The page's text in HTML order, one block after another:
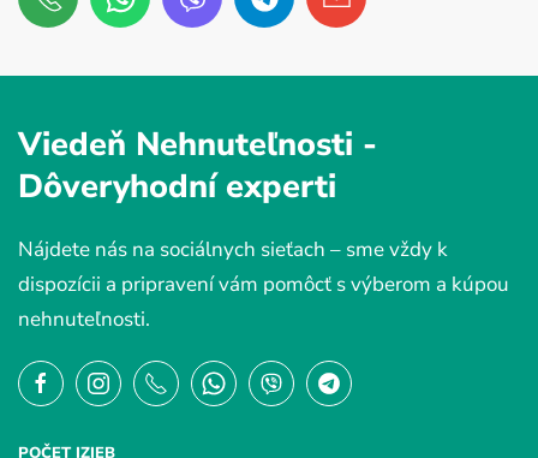
Viedeň Nehnuteľnosti -
Dôveryhodní experti
Nájdete nás na sociálnych sieťach – sme vždy k
dispozícii a pripravení vám pomôcť s výberom a kúpou
nehnuteľnosti.
POČET IZIEB